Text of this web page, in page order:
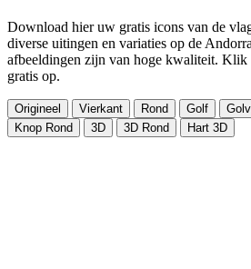
Download hier uw gratis icons van de
diverse uitingen en variaties op de
afbeeldingen zijn van hoge kwaliteit. Klik
gratis op.
Origineel Vierkant Rond Golf
Knop Rond
3D 3D Rond Hart 3D